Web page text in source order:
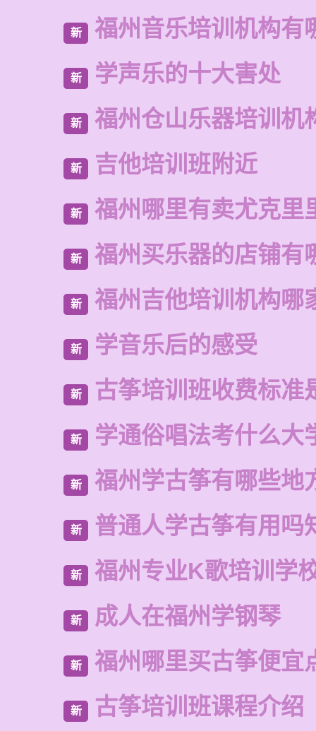
新 福州音乐培训机构有
新 学声乐的十大害处
新 福州仓山乐器培训机
新 吉他培训班附近
新 福州哪里有卖尤克里
新 福州买乐器的店铺有
新 福州吉他培训机构哪
新 学音乐后的感受
新 古筝培训班收费标准
新 学通俗唱法考什么大
新 福州学古筝有哪些地
新 普通人学古筝有用吗
新 福州专业K歌培训学
新 成人在福州学钢琴
新 福州哪里买古筝便宜
新 古筝培训班课程介绍